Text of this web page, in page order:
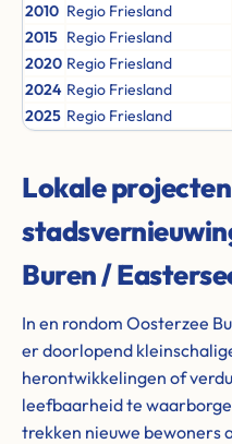
2010 Regio Friesland
2015 Regio Friesland
2020 Regio Friesland
2024 Regio Friesland
2025 Regio Friesland
Lokale
Buren /
In en rondom Oosterzee
er doorlopend
herontwikkelingen of
leefbaarheid te
trekken nieuwe bewoners